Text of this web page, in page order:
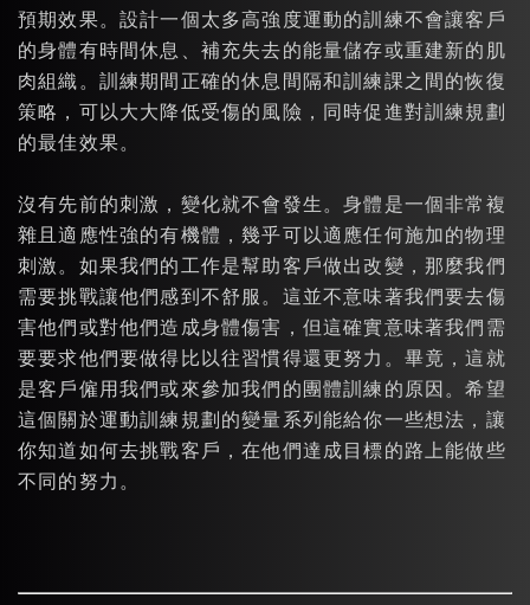
預期效果。設計一個太多高強度運動的訓練不會讓客戶
的身體有時間休息、補充失去的能量儲存或重建新的肌
肉組織。訓練期間正確的休息間隔和訓練課之間的恢復
策略，可以大大降低受傷的風險，同時促進對訓練規劃
的最佳效果。
沒有先前的刺激，變化就不會發生。身體是一個非常複
雜且適應性強的有機體，幾乎可以適應任何施加的物理
刺激。如果我們的工作是幫助客戶做出改變，那麼我們
需要挑戰讓他們感到不舒服。這並不意味著我們要去傷
害他們或對他們造成身體傷害，但這確實意味著我們需
要要求他們要做得比以往習慣得還更努力。畢竟，這就
是客戶僱用我們或來參加我們的團體訓練的原因。希望
這個關於運動訓練規劃的變量系列能給你一些想法，讓
你知道如何去挑戰客戶，在他們達成目標的路上能做些
不同的努力。